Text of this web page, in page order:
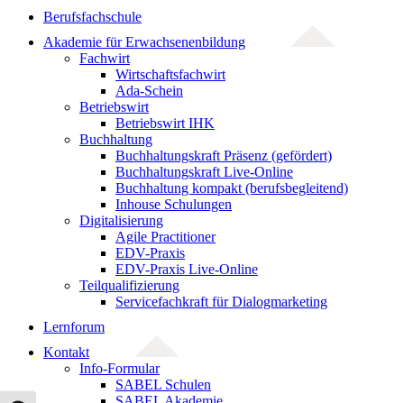
Berufsfachschule
Akademie für Erwachsenenbildung
Fachwirt
Wirtschaftsfachwirt
Ada-Schein
Betriebswirt
Betriebswirt IHK
Buchhaltung
Buchhaltungskraft Präsenz (gefördert)
Buchhaltungskraft Live-Online
Buchhaltung kompakt (berufsbegleitend)
Inhouse Schulungen
Digitalisierung
Agile Practitioner
EDV-Praxis
EDV-Praxis Live-Online
Teilqualifizierung
Servicefachkraft für Dialogmarketing
Lernforum
Kontakt
Info-Formular
SABEL Schulen